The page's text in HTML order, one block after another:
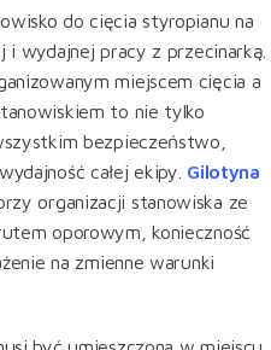
do cięcia styropianu na
wydajnej pracy z przecinarką.
miejscem cięcia a
to nie tylko
bezpieczeństwo,
całej ekipy. Gilotyna
organizacji stanowiska ze
oporowym, konieczność
na zmienne warunki